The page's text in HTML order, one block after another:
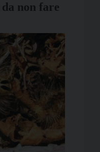
non fare